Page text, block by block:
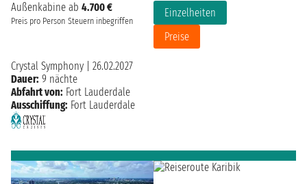
Außenkabine ab 4.700 €
Preis pro Person Steuern inbegriffen
Einzelheiten
Preise
Crystal Symphony
26.02.2027
Dauer: 9 nächte
Abfahrt von: Fort Lauderdale
Ausschiffung: Fort Lauderdale